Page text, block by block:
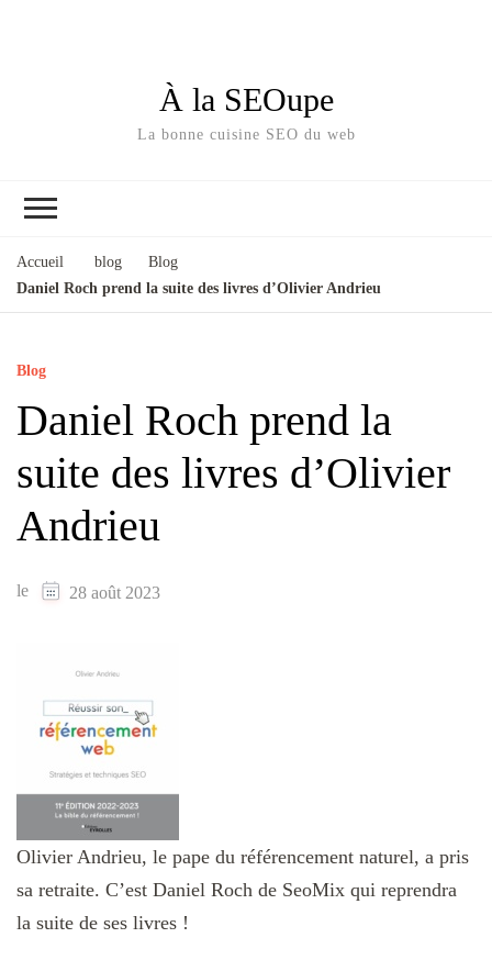
À la SEOupe
La bonne cuisine SEO du web
Accueil blog
Blog
Daniel Roch prend la suite des livres d’Olivier Andrieu
Blog
Daniel Roch prend la
suite des livres d’Olivier
Andrieu
le 28 août 2023
Olivier Andrieu, le pape du référencement naturel, a pris
sa retraite. C’est Daniel Roch de SeoMix qui reprendra
la suite de ses livres !